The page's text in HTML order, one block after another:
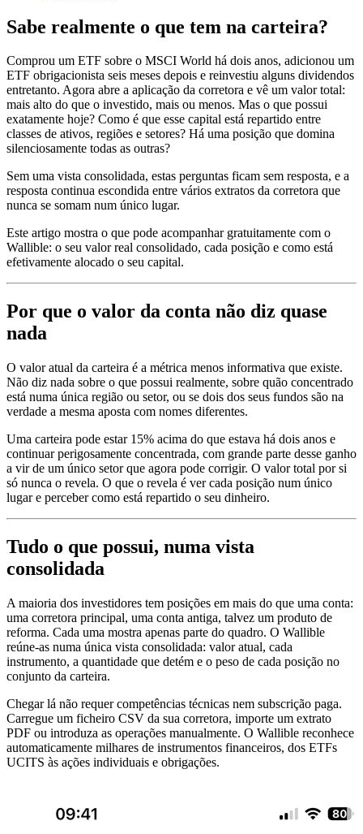
Sabe realmente o que tem na carteira?
Comprou um ETF sobre o MSCI World há dois anos, adicionou um
ETF obrigacionista seis meses depois e reinvestiu alguns dividendos
entretanto. Agora abre a aplicação da corretora e vê um valor total:
mais alto do que o investido, mais ou menos. Mas o que possui
exatamente hoje? Como é que esse capital está repartido entre
classes de ativos, regiões e setores? Há uma posição que domina
silenciosamente todas as outras?
Sem uma vista consolidada, estas perguntas ficam sem resposta, e a
resposta continua escondida entre vários extratos da corretora que
nunca se somam num único lugar.
Este artigo mostra o que pode acompanhar gratuitamente com o
Wallible: o seu valor real consolidado, cada posição e como está
efetivamente alocado o seu capital.
Por que o valor da conta não diz quase
nada
O valor atual da carteira é a métrica menos informativa que existe.
Não diz nada sobre o que possui realmente, sobre quão concentrado
está numa única região ou setor, ou se dois dos seus fundos são na
verdade a mesma aposta com nomes diferentes.
Uma carteira pode estar 15% acima do que estava há dois anos e
continuar perigosamente concentrada, com grande parte desse ganho
a vir de um único setor que agora pode corrigir. O valor total por si
só nunca o revela. O que o revela é ver cada posição num único
lugar e perceber como está repartido o seu dinheiro.
Tudo o que possui, numa vista
consolidada
A maioria dos investidores tem posições em mais do que uma conta:
uma corretora principal, uma conta antiga, talvez um produto de
reforma. Cada uma mostra apenas parte do quadro. O Wallible
reúne-as numa única vista consolidada: valor atual, cada
instrumento, a quantidade que detém e o peso de cada posição no
conjunto da carteira.
Chegar lá não requer competências técnicas nem subscrição paga.
Carregue um ficheiro CSV da sua corretora, importe um extrato
PDF ou introduza as operações manualmente. O Wallible reconhece
automaticamente milhares de instrumentos financeiros, dos ETFs
UCITS às ações individuais e obrigações.